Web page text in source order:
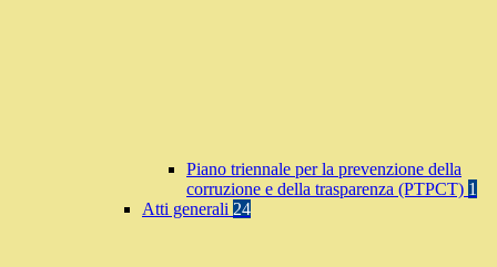
Piano triennale per la prevenzione della
corruzione e della trasparenza (PTPCT) 1
Atti generali 24